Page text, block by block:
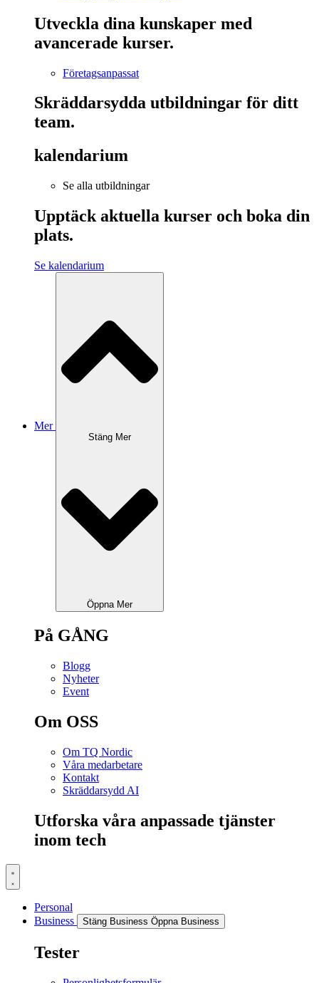
Utveckla dina kunskaper med
avancerade kurser.
Företagsanpassat
Skräddarsydda utbildningar för ditt
team.
kalendarium
Se alla utbildningar
Upptäck aktuella kurser och boka din
plats.
Se kalendarium
Mer
Stäng Mer
Öppna Mer
På GÅNG
Blogg
Nyheter
Event
Om OSS
Om TQ Nordic
Våra medarbetare
Kontakt
Skräddarsydd AI
Utforska våra anpassade tjänster
inom tech
Personal
Business
Stäng Business Öppna Business
Tester